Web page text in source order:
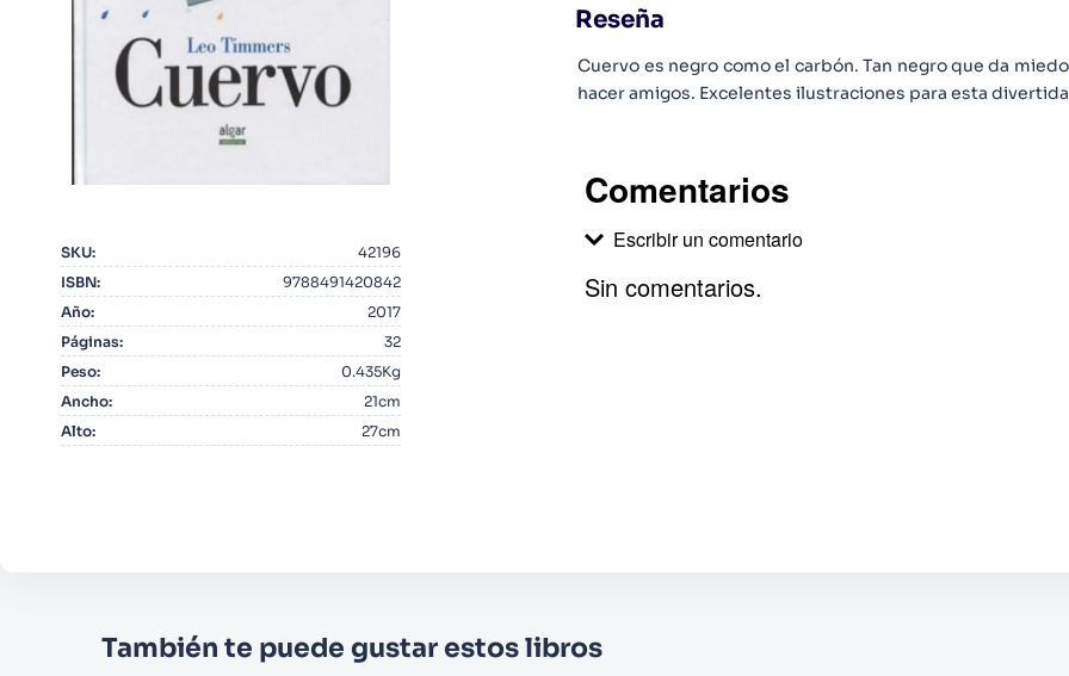
SKU:
42196
ISBN:
9788491420842
Año:
2017
Páginas:
32
Peso:
0.435Kg
Ancho:
21cm
Alto: 27cm
Reseña
Cuervo es negro como el carbón. Tan negro que da
hacer amigos. Excelentes ilustraciones para esta
Comentarios
Escribir un comentario
Sin comentarios.
También te puede gustar estos libros